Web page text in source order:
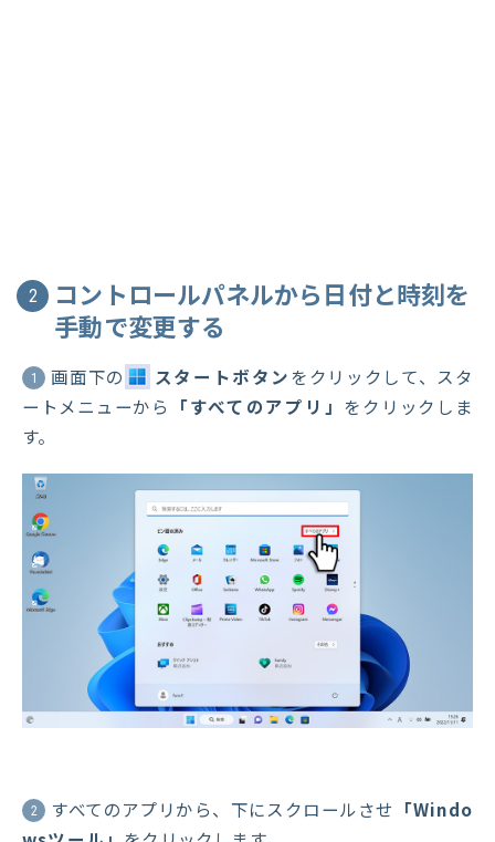
2
コントロールパネルから日付と時刻を
手動で変更する
1 画面下の スタートボタン をクリックして、スタ
ートメニューから
「すべてのアプリ」 をクリックしま
す。
2 すべてのアプリから、下にスクロールさせ 「Windo